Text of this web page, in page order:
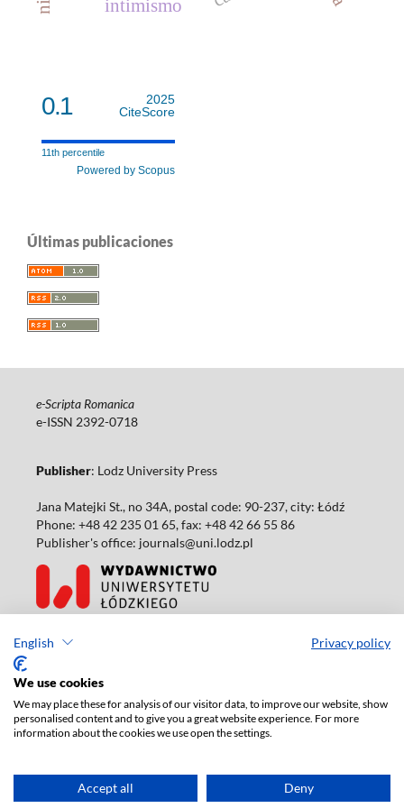
English Privacy policy
We use cookies
We may place these for analysis of our visitor data, to improve our website, show
personalised content and to give you a great website experience. For more
information about the cookies we use open the settings.
Accept all Deny
intimismo
0.1
2025
CiteScore
11th percentile
Powered by Scopus
Últimas publicaciones
e-Scripta Romanica
e-ISSN 2392-0718
Publisher: Lodz University Press
Jana Matejki St., no 34A, postal code: 90-237, city: Łódź
Phone: +48 42 235 01 65, fax: +48 42 66 55 86
Publisher's office: journals@uni.lodz.pl